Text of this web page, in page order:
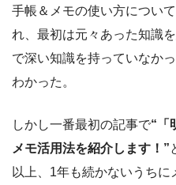
手帳＆メモの使い方につい
れ、最初は元々あった知識
で深い知識を持っていなか
わかった。
しかし一番最初の記事で“「
メモ活用法を紹介します！”
以上、1年も続かないうち